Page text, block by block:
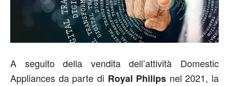
A seguito della vendita dell’attività Domestic
Appliances da parte di Royal Philips nel 2021, la